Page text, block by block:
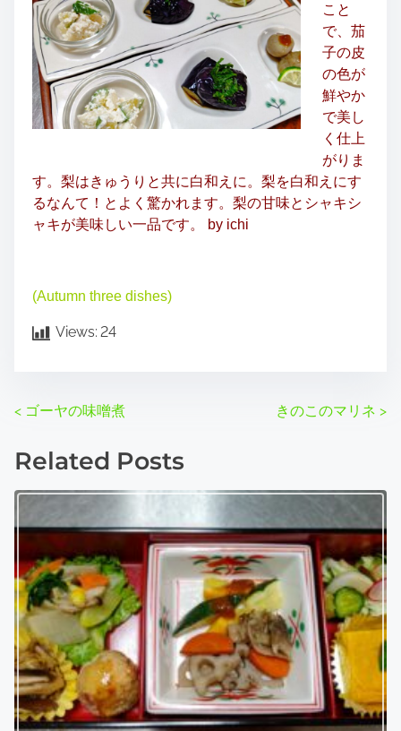
こと
で、茄
子の皮
の色が
鮮やか
で美し
く仕上
がりま
す。梨はきゅうりと共に白和えに。梨を白和えにす
るなんて！とよく驚かれます。梨の甘味とシャキシ
ャキが美味しい一品です。 by ichi
(Autumn three dishes)
Views: 24
P
o
s
t
s
n
a
v
i
< ゴーヤの味噌煮 きのこのマリネ >
Related Posts